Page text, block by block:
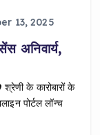
13, 2025
अनिवार्य,
के कारोबारों के
पोर्टल लॉन्च